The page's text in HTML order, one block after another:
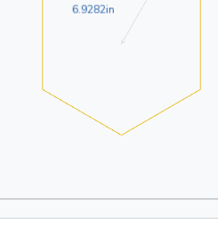
6.9282in
6.9282in